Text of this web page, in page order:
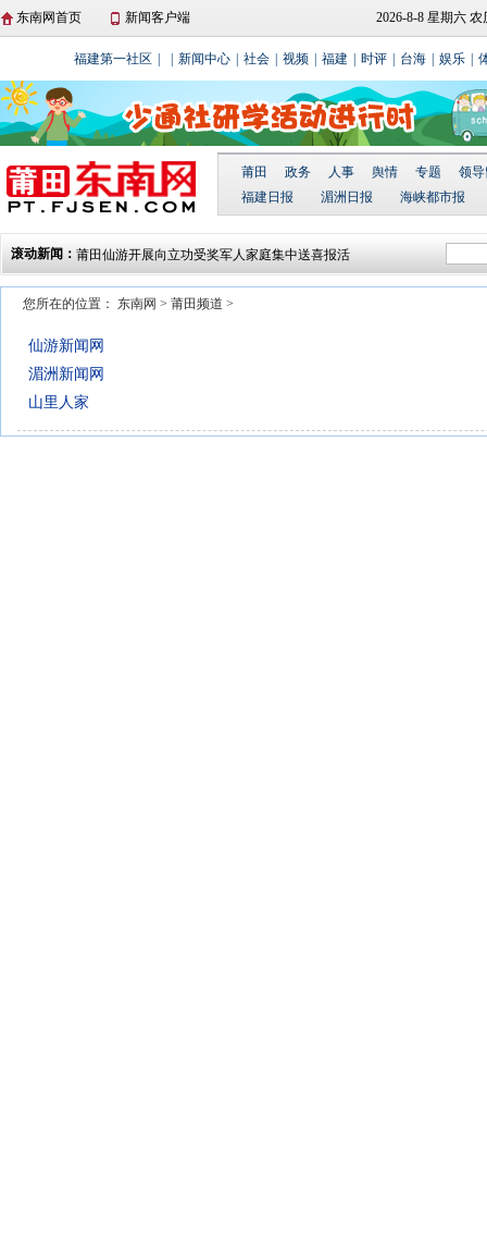
东南网首页 新闻客户端 2026-8-8 星期六
福建第一社区 新闻中心 社会 视频 福建 时评 台海 娱乐
莆田 政务 人事 舆情 专题
领
福建日报
湄洲日报 海峡都市报
滚动新闻：
动
湄洲岛举行庆“三八”国际妇女节湄台交流系列活
动
北岸莆禧古城：爬刀梯闹元宵 散铜钱祈平安
您所在的位置： 东南网 > 莆田频道 >
仙游新闻网
湄洲新闻网
山里人家